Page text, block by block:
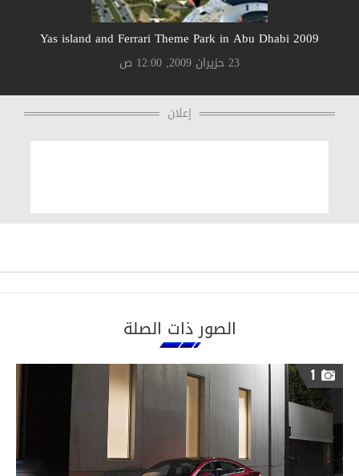
Yas island and Ferrari Theme Park in Abu Dhabi 2009
23 حزيران 2009, 12:00 ص
إعلان
الصور ذات الصلة
1